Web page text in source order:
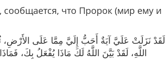
сообщается, что Пророк (мир ему и
لَقَدْ نَزَلَتْ عَلَيَّ آيَةٌ أَحَبُّ إِلَيَّ مِمَّا عَلَى الأَرْضِ، ثُمَّ
اللَّهِ، لَقَدْ بَيَّنَ اللَّهُ لَكَ مَاذَا يُفْعَلُ بِكَ،